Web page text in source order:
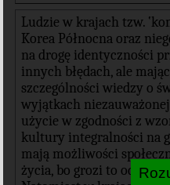
Ludzie w krajach tzw.
Korea Północna oraz
na drogę identyczności
innych błędach, ale
szczególności wiedzy o
wyjątkach
użycie w zgodności z
kultury integralności na
mają możliwości
życia, bo grozi to